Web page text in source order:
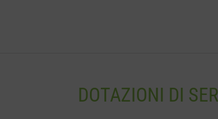
DOTAZIONI DI